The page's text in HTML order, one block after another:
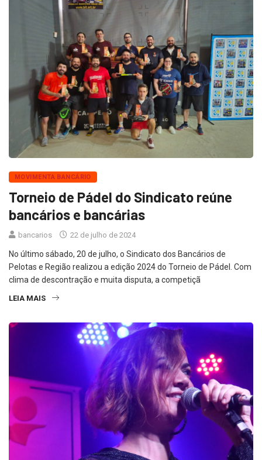
MOVIMENTA BANCÁRIO
Torneio de Pádel do Sindicato reúne
bancários e bancárias
bancarios 22 de julho de 2024
No último sábado, 20 de julho, o Sindicato dos Bancários de
Pelotas e Região realizou a edição 2024 do Torneio de Pádel. Com
clima de descontração e muita disputa, a competiçã
LEIA MAIS